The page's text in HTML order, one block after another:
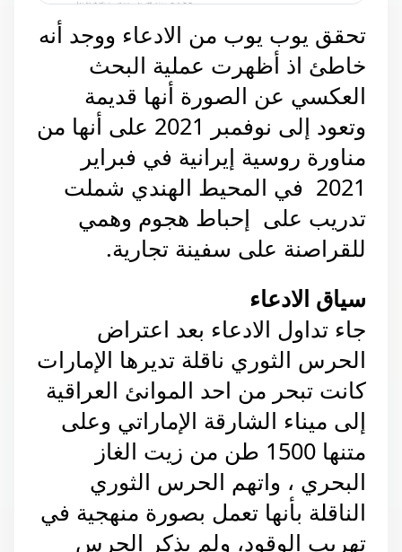
تحقق يوب يوب من الادعاء ووجد أنه
خاطئ اذ أظهرت عملية البحث
العكسي عن الصورة أنها قديمة
وتعود إلى نوفمبر 2021 على أنها من
مناورة روسية إيرانية في فبراير
2021 في المحيط الهندي شملت
تدريب على إحباط هجوم وهمي
للقراصنة على سفينة تجارية.
سياق الادعاء
جاء تداول الادعاء بعد اعتراض
الحرس الثوري ناقلة تديرها الإمارات
كانت تبحر من احد الموانئ العراقية
إلى ميناء الشارقة الإماراتي وعلى
متنها 1500 طن من زيت الغاز
البحري ، واتهم الحرس الثوري
الناقلة بأنها تعمل بصورة منهجية في
تهريب الوقود، ولم يذكر الحرس